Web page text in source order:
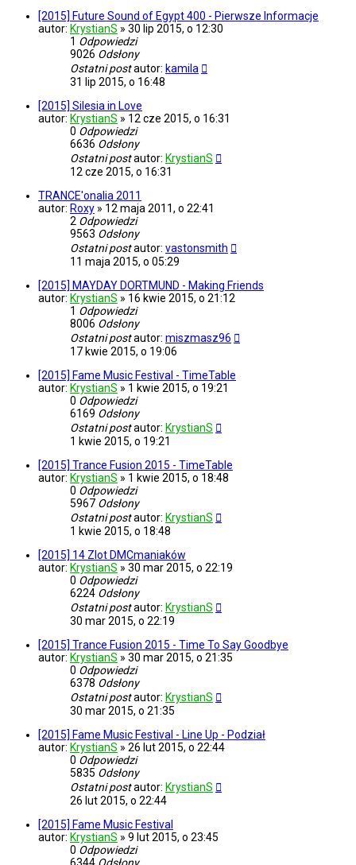
[2015] Future Sound of Egypt 400 - Pierwsze Informacje
autor: KrystianS » 30 lip 2015, o 12:30
1 Odpowiedzi
9026 Odsłony
Ostatni postautor: kamila
31 lip 2015, o 16:48
[2015] Silesia in Love
autor: KrystianS » 12 cze 2015, o 16:31
0 Odpowiedzi
6636 Odsłony
Ostatni postautor: KrystianS
12 cze 2015, o 16:31
TRANCE'onalia 2011
autor: Roxy » 12 maja 2011, o 22:41
2 Odpowiedzi
9563 Odsłony
Ostatni postautor: vastonsmith
11 maja 2015, o 05:29
[2015] MAYDAY DORTMUND - Making Friends
autor: KrystianS » 16 kwie 2015, o 21:12
1 Odpowiedzi
8006 Odsłony
Ostatni postautor: miszmasz96
17 kwie 2015, o 19:06
[2015] Fame Music Festival - TimeTable
autor: KrystianS » 1 kwie 2015, o 19:21
0 Odpowiedzi
6169 Odsłony
Ostatni postautor: KrystianS
1 kwie 2015, o 19:21
[2015] Trance Fusion 2015 - TimeTable
autor: KrystianS » 1 kwie 2015, o 18:48
0 Odpowiedzi
5967 Odsłony
Ostatni postautor: KrystianS
1 kwie 2015, o 18:48
[2015] 14 Zlot DMCmaniaków
autor: KrystianS » 30 mar 2015, o 22:19
0 Odpowiedzi
6224 Odsłony
Ostatni postautor: KrystianS
30 mar 2015, o 22:19
[2015] Trance Fusion 2015 - Time To Say Goodbye
autor: KrystianS » 30 mar 2015, o 21:35
0 Odpowiedzi
6378 Odsłony
Ostatni postautor: KrystianS
30 mar 2015, o 21:35
[2015] Fame Music Festival - Line Up - Podział
autor: KrystianS » 26 lut 2015, o 22:44
0 Odpowiedzi
5835 Odsłony
Ostatni postautor: KrystianS
26 lut 2015, o 22:44
[2015] Fame Music Festival
autor: KrystianS » 9 lut 2015, o 23:45
0 Odpowiedzi